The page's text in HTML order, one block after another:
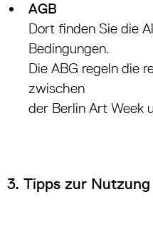
AGB
Dort finden Sie die
Bedingungen.
Die ABG regeln die
zwischen
der Berlin Art Week
3. Tipps zur Nutzung